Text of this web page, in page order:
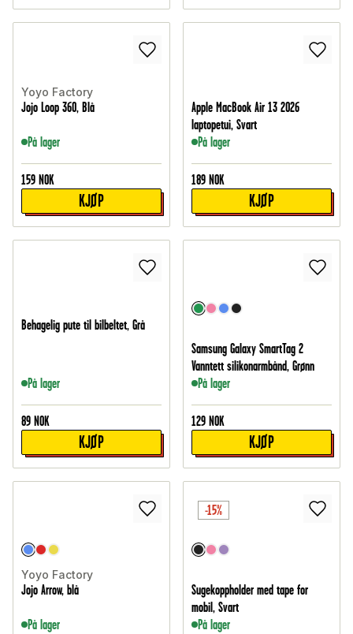
Yoyo Factory
Jojo Loop 360, Blå
På lager
159 NOK
KJØP
Apple MacBook Air 13 2026
laptopetui, Svart
På lager
189 NOK
KJØP
Behagelig pute til bilbeltet, Grå
På lager
89 NOK
KJØP
Samsung Galaxy SmartTag 2
Vanntett silikonarmbånd, Grønn
På lager
129 NOK
KJØP
Yoyo Factory
Jojo Arrow, blå
På lager
-15%
Sugekoppholder med tape for
mobil, Svart
På lager